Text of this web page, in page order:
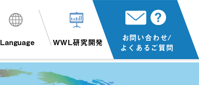
Language WWL研究開発
お問い合わせ/
よくあるご質問